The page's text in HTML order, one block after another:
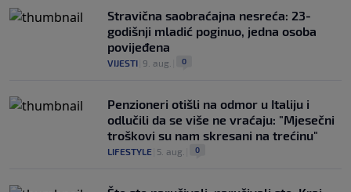
Stravična saobraćajna nesreća: 23-
godišnji mladić poginuo, jedna osoba
povijeđena
VIJESTI 9. aug. 0
Penzioneri otišli na odmor u Italiju i
odlučili da se više ne vraćaju: "Mjesečni
troškovi su nam skresani na trećinu"
LIFESTYLE 5. aug. 0